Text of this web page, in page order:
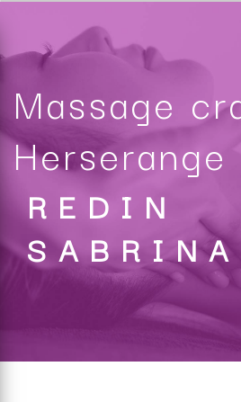
Massage cranien
Herserange
REDIN
SABRINA